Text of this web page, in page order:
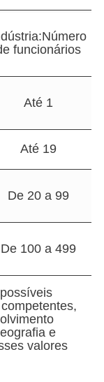
funcionários
Até 1
Até 19
De 20 a 99
De 100 a 499
e
valores